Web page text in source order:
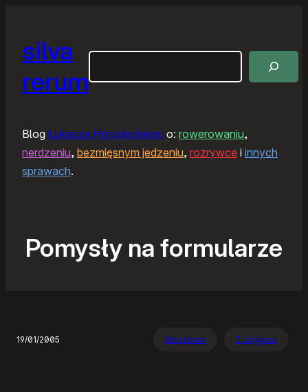
silva
rerum
Blog Łukasza Horodeckiego o: rowerowaniu,
nerdzeniu, bezmięsnym jedzeniu, rozrywce i innych
sprawach.
Pomysły na formularze
19/01/2005 Mozillowe Z Joggera